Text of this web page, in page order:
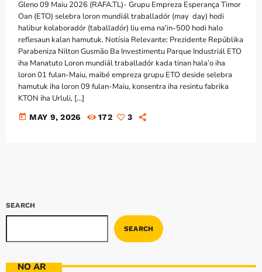
Bom dia RAFA
7:00 AM - 9:00 AM
Bom dia RAFA
7:00 AM - 10:00 AM
Gleno 09 Maiu 2026 (RAFA.TL)- Grupu Empreza Esperança Timor
Oan (ETO) selebra loron mundiál traballadór (may day) hodi
halibur kolaboradór (taballadór) liu ema na'in-500 hodi halo
reflesaun kalan hamutuk. Notísia Relevante: Prezidente Repúblika
Parabeniza Nilton Gusmão Ba Investimentu Parque Industriál ETO
iha Manatuto Loron mundiál traballadór kada tinan hala’o iha
loron 01 fulan-Maiu, maibé empreza grupu ETO deside selebra
hamutuk iha loron 09 fulan-Maiu, konsentra iha resintu fabrika
KTON iha Urluli, […]
today MAY 9, 2026 172 3
SEARCH
SEARCH
NO AR